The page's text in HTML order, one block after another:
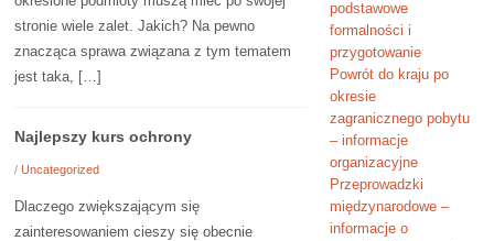
stronie wiele zalet. Jakich? Na pewno
znacząca sprawa związana z tym tematem
jest taka, […]
Najlepszy kurs ochrony
/Uncategorized
Dlaczego zwiększającym się
zainteresowaniem cieszy się obecnie
podstawowe
formalności i
przygotowanie
Powrót do kraju po
okresie
zagranicznego pobytu
– informacje
organizacyjne
Przeprowadzki
międzynarodowe –
informacje o